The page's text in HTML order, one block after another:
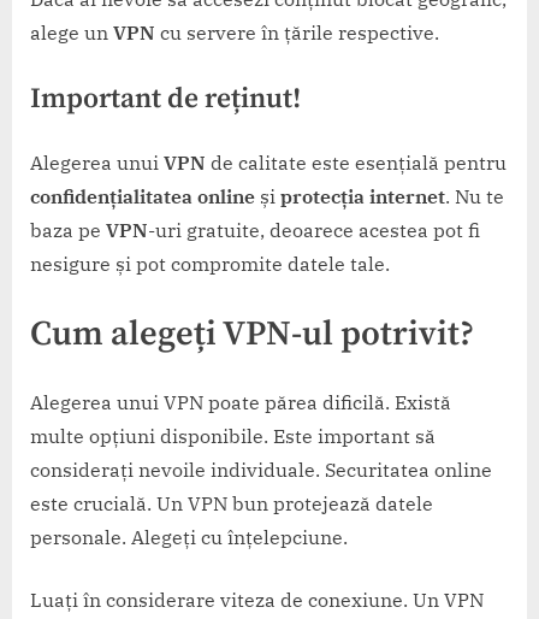
alege un VPN cu servere în țările respective.
Important de reținut!
Alegerea unui VPN de calitate este esențială pentru
confidențialitatea online și protecția internet. Nu te
baza pe VPN-uri gratuite, deoarece acestea pot fi
nesigure și pot compromite datele tale.
Cum alegeți VPN-ul potrivit?
Alegerea unui VPN poate părea dificilă. Există
multe opțiuni disponibile. Este important să
considerați nevoile individuale. Securitatea online
este crucială. Un VPN bun protejează datele
personale. Alegeți cu înțelepciune.
Luați în considerare viteza de conexiune. Un VPN